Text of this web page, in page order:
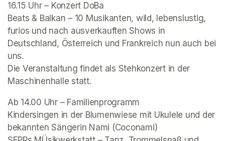
16.15 Uhr – Konzert DoBa
Beats & Balkan – 10 Musikanten, wild, lebenslustig,
furios und nach ausverkauften Shows in
Deutschland, Österreich und Frankreich nun auch bei
uns.
Die Veranstaltung findet als Stehkonzert in der
Maschinenhalle statt.
Ab 14.00 Uhr – Familienprogramm
Kindersingen in der Blumenwiese mit Ukulele und der
bekannten Sängerin Nami (Coconami)